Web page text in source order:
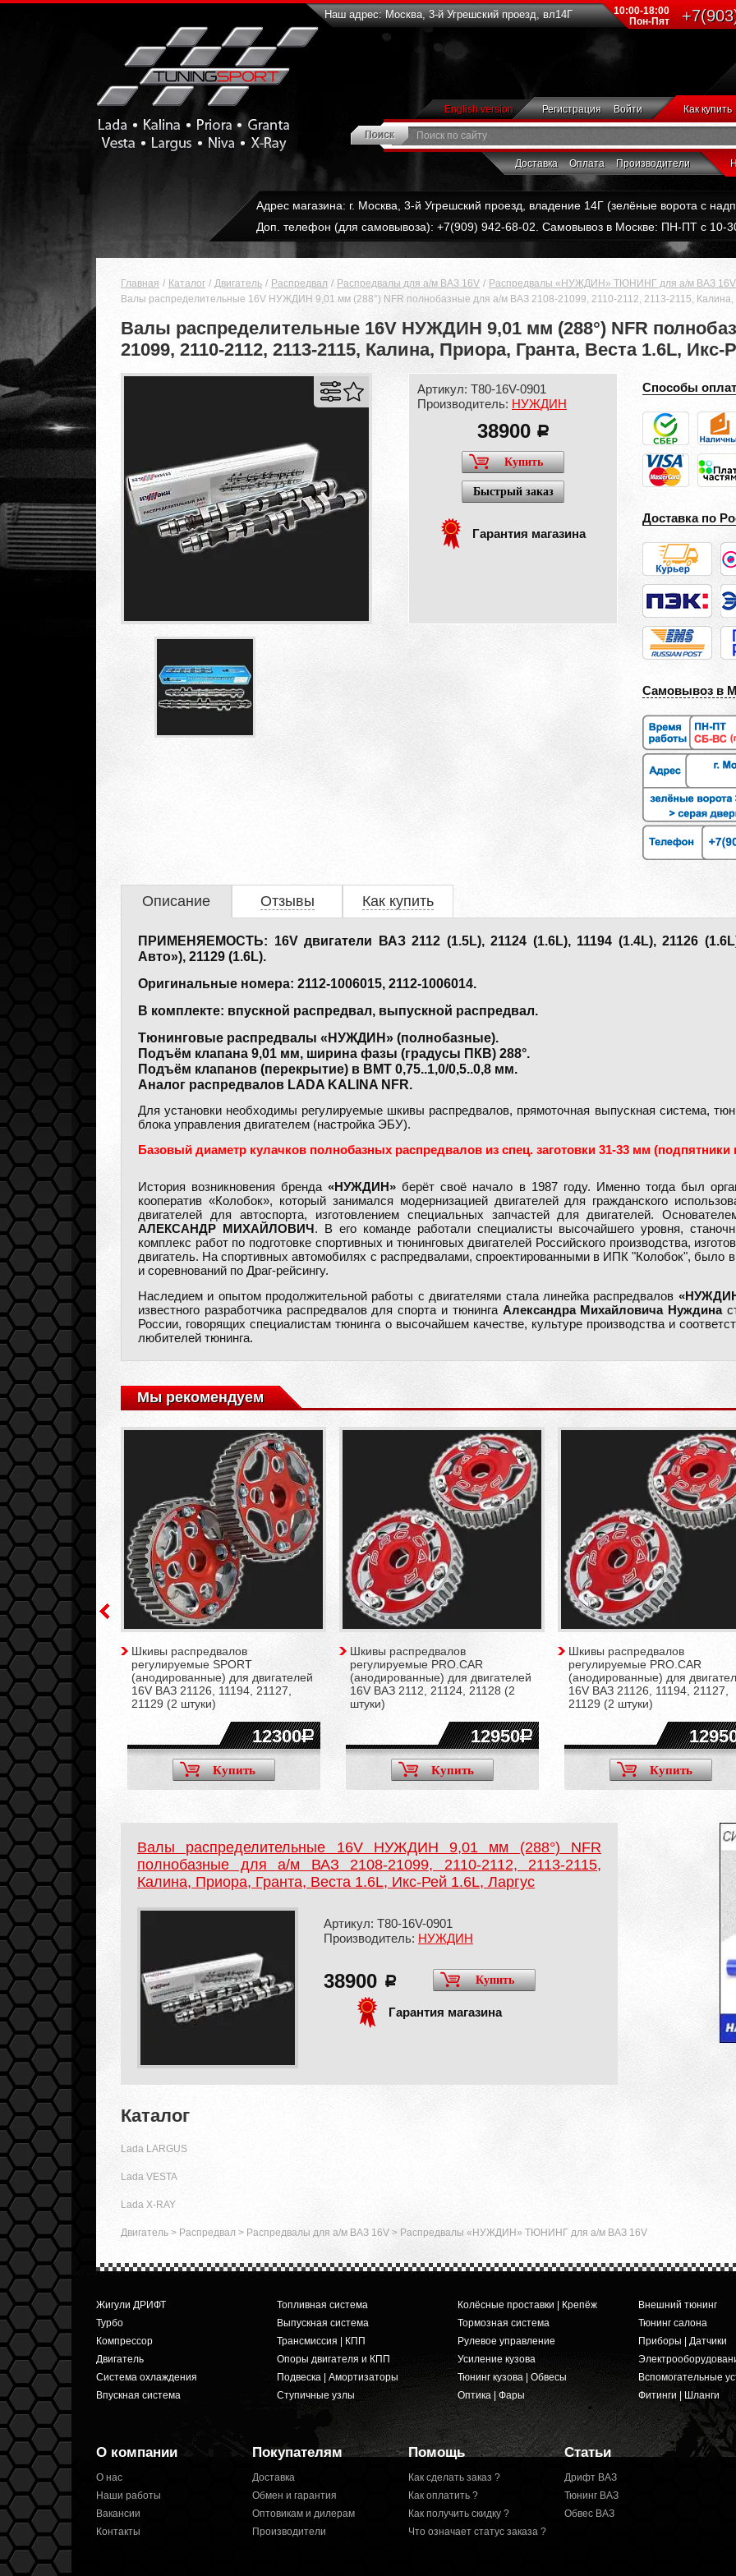
Наш адрес: Москва, 3-й Угрешский проезд, вл14Г
10:00-18:00
Пон-Пят
English version Регистрация Войти Как купить
Доставка Оплата Производители
Адрес магазина: г. Москва, 3-й Угрешский проезд, владение 14Г (зелёные ворота с
Доп. телефон (для самовывоза): +7(909) 942-68-02. Самовывоз в Москве: ПН-ПТ с 10-
Главная Каталог Двигатель Распредвал Распредвалы для а/м ВАЗ 16V
Распредвалы «НУЖДИН» ТЮНИНГ для а/м ВАЗ 16V
Валы распределительные 16V НУЖДИН 9,01 мм (288°) NFR полнобазные для а/м ВАЗ 2108-21099, 2110-2112, 2113-2115, Калина,
Валы распределительные 16V НУЖДИН 9,01 мм (288°) NFR
21099, 2110-2112, 2113-2115, Калина, Приора, Гранта, Веста 1.6L, Икс-
Артикул: T80-16V-0901
Производитель: НУЖДИН
38900 a
Купить
Быстрый заказ
Гарантия магазина
Способы
Доставка по
Самовывоз в
Описание Отзывы Как купить
ПРИМЕНЯЕМОСТЬ: 16V двигатели ВАЗ 2112 (1.5L), 21124 (1.6L), 11194 (1.4L), 21126
Авто»), 21129 (1.6L).
Оригинальные номера: 2112-1006015, 2112-1006014.
В комплекте: впускной распредвал, выпускной распредвал.
Тюнинговые распредвалы «НУЖДИН» (полнобазные).
Подъём клапана 9,01 мм, ширина фазы (градусы ПКВ) 288°.
Подъём клапанов (перекрытие) в ВМТ 0,75..1,0/0,5..0,8 мм.
Аналог распредвалов LADA KALINA NFR.
Для установки необходимы регулируемые шкивы распредвалов, прямоточная выпускная система,
блока управления двигателем (настройка ЭБУ).
Базовый диаметр кулачков полнобазных распредвалов из спец. заготовки 31-33 мм (подпятники
История возникновения бренда«НУЖДИН» берёт своё начало в 1987 году. Именно тогда был
кооператив «Колобок», который занимался модернизацией двигателей для гражданского
двигателей для автоспорта, изготовлением специальных запчастей для двигателей.
АЛЕКСАНДР МИХАЙЛОВИЧ . В его команде работали специалисты высочайшего уровня,
комплекс работ по подготовке спортивных и тюнинговых двигателей Российского производства,
двигатель. На спортивных автомобилях с распредвалами, спроектированными в ИПК "Колобок", было
и соревнований по Драг-рейсингу.
Наследием и опытом продолжительной работы с двигателями стала линейка распредвалов
известного разработчика распредвалов для спорта и тюнинга Александра Михайловича Нуждина
России, говорящих специалистам тюнинга о высочайшем качестве, культуре производства и
любителей тюнинга.
Мы рекомендуем
для двигателей
21128 (2
5700
Шкивы распредвалов
регулируемые SPORT
(анодированные) для двигателей
16V ВАЗ 21126, 11194, 21127,
21129 (2 штуки)
12300
Купить
Шкивы распредвалов
регулируемые PRO.CAR
(анодированные) для двигателей
16V ВАЗ 2112, 21124, 21128 (2
штуки)
12950
Купить
Шкивы распредвалов
регулируемые PRO.CAR
(анодированные) для
16V ВАЗ 21126, 11194, 21127,
21129 (2 штуки)
Купить
Валы распределительные 16V НУЖДИН 9,01 мм (288°) NFR
полнобазные для а/м ВАЗ 2108-21099, 2110-2112, 2113-2115,
Калина, Приора, Гранта, Веста 1.6L, Икс-Рей 1.6L, Ларгус
Артикул: T80-16V-0901
Производитель: НУЖДИН
38900 a Купить
Гарантия магазина
Каталог
Lada LARGUS
Lada VESTA
Lada X-RAY
Двигатель > Распредвал > Распредвалы для а/м ВАЗ 16V > Распредвалы «НУЖДИН» ТЮНИНГ для а/м ВАЗ 16V
Жигули ДРИФТ
Турбо
Компрессор
Двигатель
Система охлаждения
Впускная система
Топливная система
Выпускная система
Трансмиссия | КПП
Опоры двигателя и КПП
Подвеска | Амортизаторы
Ступичные узлы
Колёсные проставки | Крепёж
Тормозная система
Рулевое управление
Усиление кузова
Тюнинг кузова | Обвесы
Оптика | Фары
Внешний тюнинг
Тюнинг салона
Приборы | Датчики
Вспомогательные
Фитинги | Шланги
О компании
О нас
Наши работы
Вакансии
Контакты
Покупателям
Доставка
Обмен и гарантия
Оптовикам и дилерам
Производители
Помощь
Как сделать заказ ?
Как оплатить ?
Как получить скидку ?
Что означает статус заказа ?
Статьи
Дрифт ВАЗ
Тюнинг ВАЗ
Обвес ВАЗ